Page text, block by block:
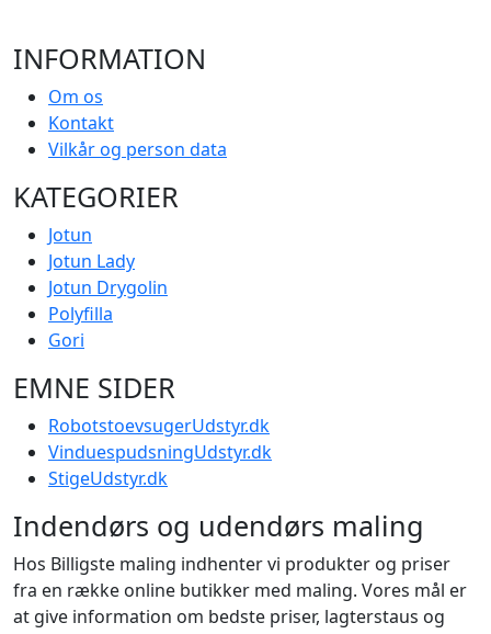
INFORMATION
Om os
Kontakt
Vilkår og person data
KATEGORIER
Jotun
Jotun Lady
Jotun Drygolin
Polyfilla
Gori
EMNE SIDER
RobotstoevsugerUdstyr.dk
VinduespudsningUdstyr.dk
StigeUdstyr.dk
Indendørs og udendørs maling
Hos Billigste maling indhenter vi produkter og priser
fra en række online butikker med maling. Vores mål er
at give information om bedste priser, lagterstaus og